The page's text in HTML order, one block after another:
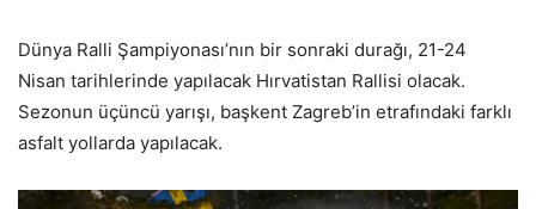
Dünya Ralli Şampiyonası’nın bir sonraki durağı, 21-24
Nisan tarihlerinde yapılacak Hırvatistan Rallisi olacak.
Sezonun üçüncü yarışı, başkent Zagreb’in etrafındaki farklı
asfalt yollarda yapılacak.